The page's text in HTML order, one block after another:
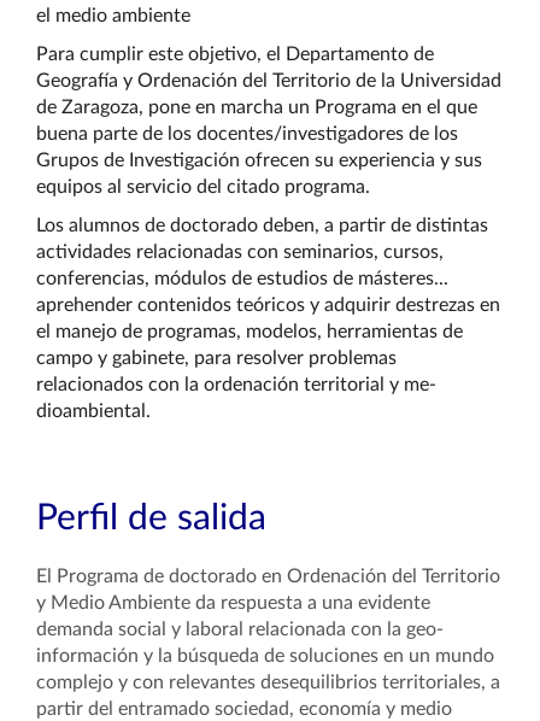
el medio ambiente
Para cumplir este objetivo, el Departamento de
Geografía y Ordenación del Territorio de la Universidad
de Zaragoza, pone en marcha un Programa en el que
buena parte de los docentes/investigadores de los
Grupos de Investigación ofrecen su experiencia y sus
equipos al servicio del citado programa.
Los alumnos de doctorado deben, a partir de distintas
actividades relacionadas con seminarios, cursos,
conferencias, módulos de estudios de másteres...
aprehender contenidos teóricos y adquirir destrezas en
el manejo de programas, modelos, herramientas de
campo y gabinete, para resolver problemas
relacionados con la ordenación territorial y me-
dioambiental.
Perfil de salida
El Programa de doctorado en Ordenación del Territorio
y Medio Ambiente da respuesta a una evidente
demanda social y laboral relacionada con la geo-
información y la búsqueda de soluciones en un mundo
complejo y con relevantes desequilibrios territoriales, a
partir del entramado sociedad, economía y medio